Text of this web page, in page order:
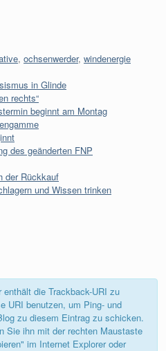
, ochsenwerder, windenergie
in Glinde
rechts“
beginnt am Montag
des geänderten FNP
der Rückkauf
und Wissen trinken
die Trackback-URI zu
URI benutzen, um Ping- und
zu diesem Eintrag zu schicken.
Sie ihn mit der rechten Maustaste
im Internet Explorer oder